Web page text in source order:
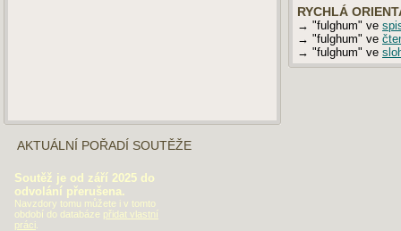
RYCHLÁ
→ "fulghum" ve
→ "fulghum" ve
→ "fulghum" ve
AKTUÁLNÍ POŘADÍ SOUTĚŽE
Soutěž je od září 2025 do
odvolání přerušena.
Navzdory tomu můžete i v tomto
období do databáze přidat vlastní
práci